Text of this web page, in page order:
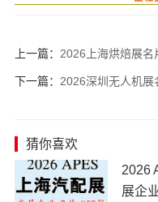
上一篇： 2026上海烘焙展名片、
下一篇： 2026深圳无人机展名片、深圳
猜你喜欢
2026
展企